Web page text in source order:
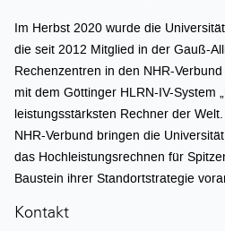
Im Herbst 2020 wurde die
die seit 2012 Mitglied in der Gauß-
Rechenzentren in den NHR-
mit dem Göttinger HLRN-IV-System
leistungsstärksten Rechner der
NHR-Verbund bringen die
das Hochleistungsrechnen für
Baustein ihrer Standortstrategie
Kontakt